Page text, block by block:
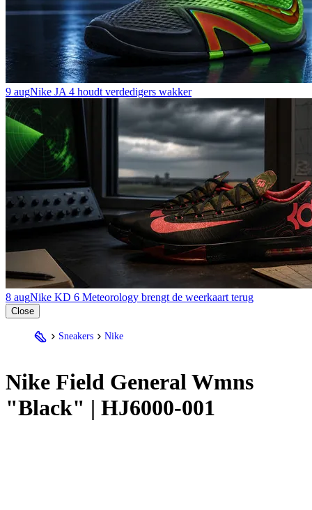
9 augNike JA 4 houdt verdedigers wakker
8 augNike KD 6 Meteorology brengt de weerkaart terug
Close
Sneakers Nike
Nike Field General Wmns
"Black" | HJ6000-001